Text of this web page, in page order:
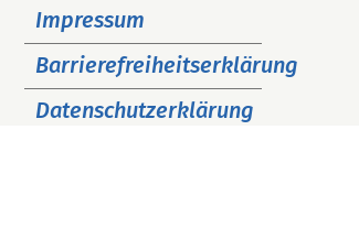
Impressum
Barrierefreiheitserklärung
Datenschutzerklärung